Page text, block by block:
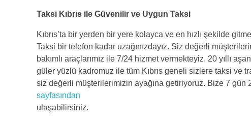
Taksi Kıbrıs ile Güvenilir ve Uygun Taksi
Kıbrıs’ta bir yerden bir yere kolayca ve en hızlı şekilde
Taksi bir telefon kadar uzağınızdayız. Siz değerli
bakımlı araçlarımız ile 7/24 hizmet vermekteyiz. 20 yıllı
güler yüzlü kadromuz ile tüm Kıbrıs geneli sizlere taksi ve
siz değerli müşterilerimizin ayağına getiriyoruz. Bize 7 gün
sayfasından
ulaşabilirsiniz.